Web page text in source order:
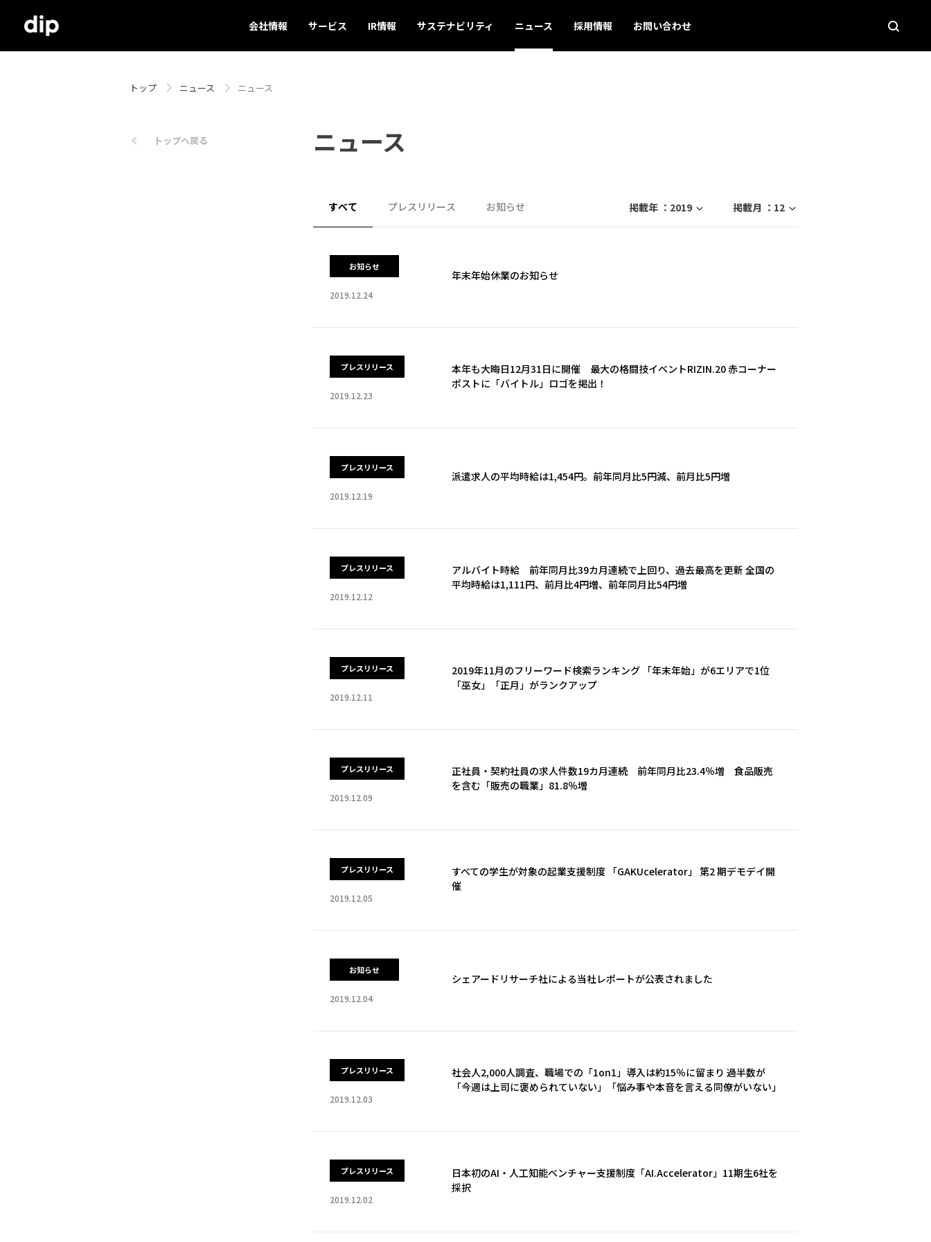
会社情報 サービス IR情報 サステナビリティ ニュース 採用情報 お問い合わせ
トップ ニュース ニュース
トップへ戻る ニュース
掲載年 ： 2019 掲載月 ： 12
すべて プレスリリース お知らせ
お知らせ
2019.12.24
年末年始休業のお知らせ
プレスリリース
2019.12.23
本年も大晦日12月31日に開催 最大の格闘技イベントRIZIN.20 赤コーナー
ポストに「バイトル」ロゴを掲出！
プレスリリース
2019.12.19
派遣求人の平均時給は1,454円。前年同月比5円減、前月比5円増
プレスリリース
2019.12.12
アルバイト時給 前年同月比39カ月連続で上回り、過去最高を更新 全国の
平均時給は1,111円、前月比4円増、前年同月比54円増
プレスリリース
2019.12.11
2019年11月のフリーワード検索ランキング 「年末年始」が6エリアで1位
「巫女」「正月」がランクアップ
プレスリリース
2019.12.09
正社員・契約社員の求人件数19カ月連続 前年同月比23.4％増 食品販売
を含む「販売の職業」81.8％増
プレスリリース
2019.12.05
すべての学生が対象の起業支援制度 「GAKUcelerator」 第2 期デモデイ開
催
お知らせ
2019.12.04
シェアードリサーチ社による当社レポートが公表されました
プレスリリース
2019.12.03
社会人2,000人調査、職場での「1on1」導入は約15％に留まり 過半数が
「今週は上司に褒められていない」「悩み事や本音を言える同僚がいない」
プレスリリース
2019.12.02
日本初のAI・人工知能ベンチャー支援制度「AI.Accelerator」11期生6社を
採択